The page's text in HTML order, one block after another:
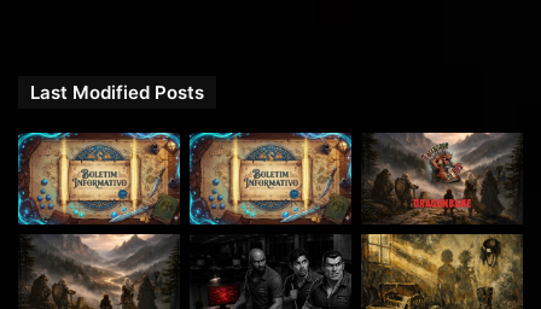
COMPARTILHE!
Last Modified Posts